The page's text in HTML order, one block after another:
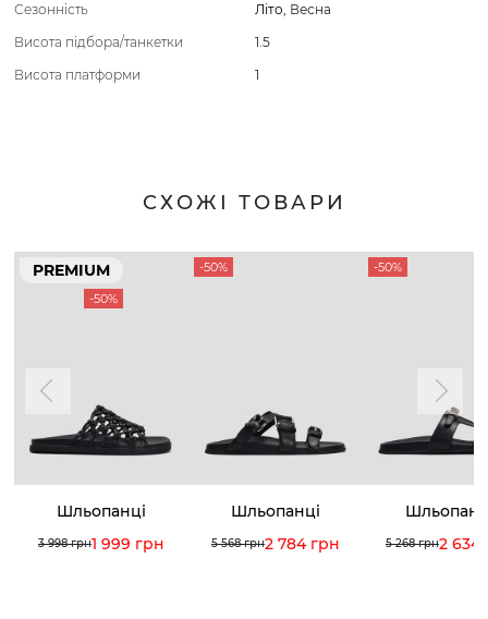
Сезонність
Літо, Весна
Висота підбора/танкетки
1.5
Висота платформи
1
СХОЖІ ТОВАРИ
PREMIUM
-50%
Шльопанці
3 998 грн1 999 грн
-50%
Шльопанці
5 568 грн2 784 грн
-50%
5 268 грн2 634